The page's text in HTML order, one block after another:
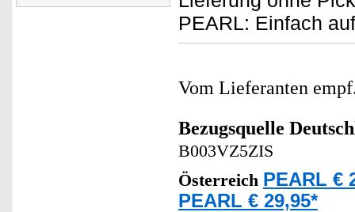
PEARL: Einfach
Vom Lieferanten
Bezugsquelle
B003VZ5ZIS
Österreich PEARL €
PEARL € 29,95*